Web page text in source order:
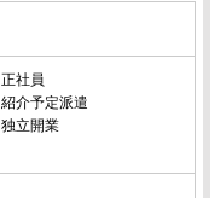
正社員
紹介予定派遣
独立開業